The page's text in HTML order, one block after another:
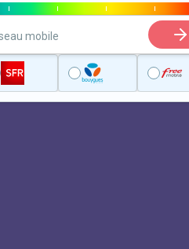
| | | |
mobile